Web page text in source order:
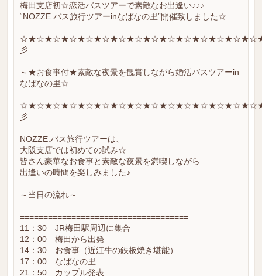
梅田支店初☆恋活バスツアーで素敵なお出逢い♪♪♪
“NOZZE.バス旅行ツアーinなばなの里”開催致しました☆
彡
～★お食事付★素敵な夜景を観賞しながら婚活バスツアーin
なばなの里☆
彡
NOZZE.バス旅行ツアーは、
大阪支店では初めての試み☆
皆さん豪華なお食事と素敵な夜景を満喫しながら
出逢いの時間を楽しみました♪
～当日の流れ～
====================================
11：30 JR梅田駅周辺に集合
12：00 梅田から出発
14：30 お食事（近江牛の鉄板焼き堪能）
17：00 なばなの里
21：50 カップル発表